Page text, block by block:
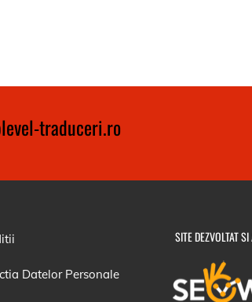
traduceri.ro
Datelor Personale
SITE DEZVOLTAT